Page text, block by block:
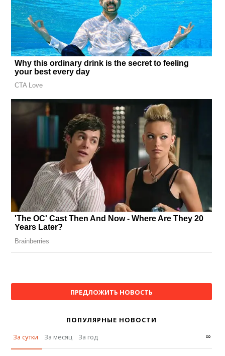
ПРЕДЛОЖИТЬ НОВОСТЬ
ПОПУЛЯРНЫЕ НОВОСТИ
За сутки
За месяц За год ∞